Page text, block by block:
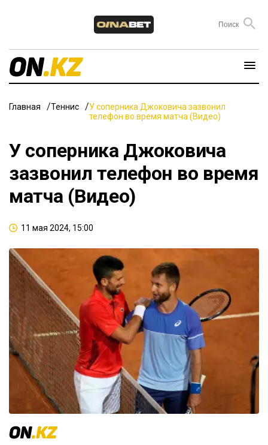
Главная Теннис
У соперника Джоковича зазвонил
телефон во время матча (Видео)
У соперника Джоковича
зазвонил телефон во время
матча (Видео)
11 мая 2024, 15:00